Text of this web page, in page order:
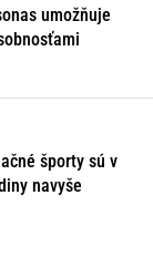
umožňuje
športy sú v
navyše